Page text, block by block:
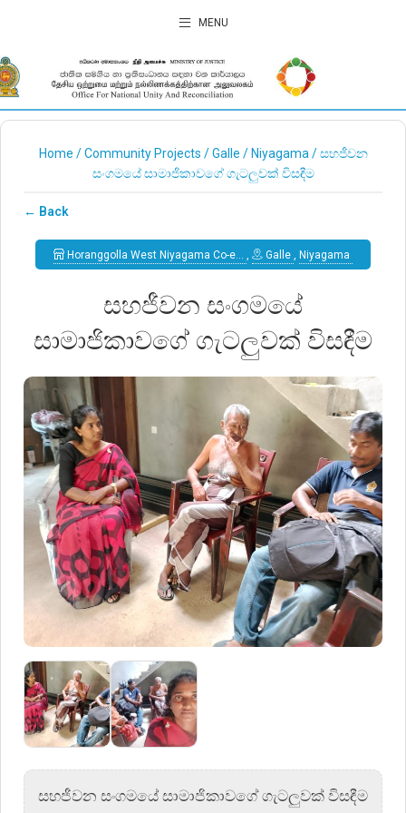
MENU
Home /Community Projects /Galle / Niyagama /සහජීවන
සංගමයේ සාමාජිකාවගේ ගැටලුවක් විසඳීම
← Back
Horanggolla West Niyagama Co-e… , Galle , Niyagama
සහජීවන සංගමයේ
සාමාජිකාවගේ ගැටලුවක් විසඳීම
සහජීවන සංගමයේ සාමාජිකාවගේ ගැටලුවක් විසඳීම